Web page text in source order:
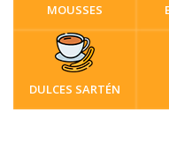
MOUSSES
DULCES SARTÉN